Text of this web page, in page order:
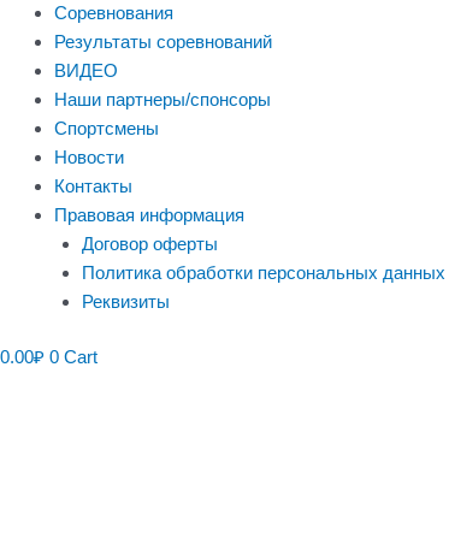
Соревнования
Результаты соревнований
ВИДЕО
Наши партнеры/спонсоры
Спортсмены
Новости
Контакты
Правовая информация
Договор оферты
Политика обработки персональных данных
Реквизиты
0.00₽ 0 Cart